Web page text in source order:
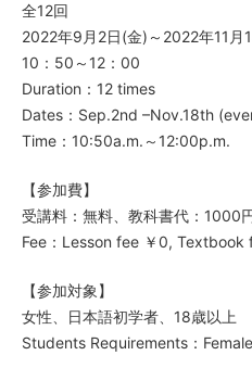
全12回
2022年9月2日(金)～2022年11月
10：50～12：00
Duration：12 times
Dates：Sep.2nd –Nov.18th
Time：10:50a.m.～12:00p.m.
【参加費】
受講料：無料、教科書代：1000
Fee：Lesson fee ￥0, Textbook
【参加対象】
女性、日本語初学者、18歳以上
Students Requirements：